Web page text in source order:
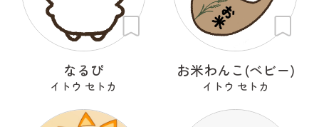
なるぴ
イトウ セトカ
お米わんこ(ベビー)
イトウ セトカ